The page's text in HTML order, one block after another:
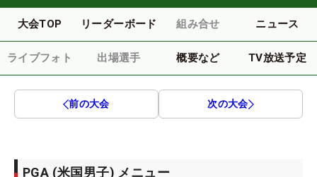
大会TOP リーダーボード 組み合せ ニュース
ライブフォト 出場選手 概要など TV放送予定
前の大会 次の大会
PGA (米国男子) メニュー